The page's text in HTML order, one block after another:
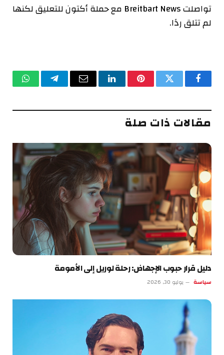
تواصلت Breitbart News مع حملة أكتون للتعليق لكنها
لم تتلق ردًا.
فيسبوكتويتر بينتيريستلينكدإنالبريد تيلقرام
مقالات ذات صلة
دليل قرار حبوب الإجهاض: رحلة لوريل إلى الأمومة
سياسة يوليو 30, 2026